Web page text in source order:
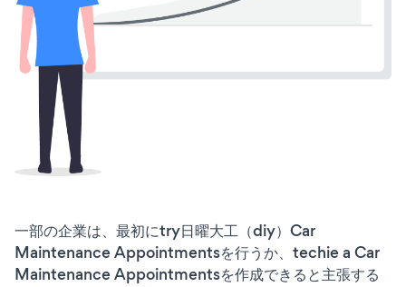
一部の企業は、最初にtry日曜大工（diy）Car
Maintenance Appointmentsを行うか、techie a Car
Maintenance Appointmentsを作成できると主張する